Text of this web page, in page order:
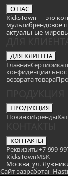
О НАС
KicksTown — это
мультибрендовое
актуальные
ДЛЯ КЛИЕНТА
Главная
возврата товара
ПРОДУКЦИЯ
НовинкиБренды
КОНТАКТЫ
Реквизиты+7-999-
KicksTownMSK
Москва, ул.
Сайт разработан